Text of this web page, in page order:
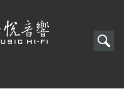
搜
搜
尋